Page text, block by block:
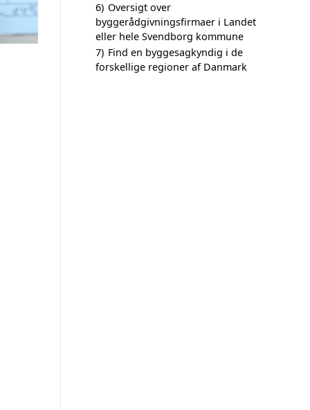
6) Oversigt over
byggerådgivningsfirmaer i Landet
eller hele Svendborg kommune
7) Find en byggesagkyndig i de
forskellige regioner af Danmark